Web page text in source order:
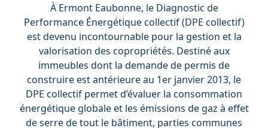
À Ermont Eaubonne, le Diagnostic de
Performance Énergétique collectif (DPE collectif)
est devenu incontournable pour la gestion et la
valorisation des copropriétés. Destiné aux
immeubles dont la demande de permis de
construire est antérieure au 1er janvier 2013, le
DPE collectif permet d’évaluer la consommation
énergétique globale et les émissions de gaz à effet
de serre de tout le bâtiment, parties communes